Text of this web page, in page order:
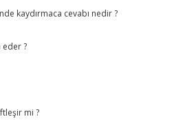
kaydırmaca cevabı nedir ?
eder ?
mi ?